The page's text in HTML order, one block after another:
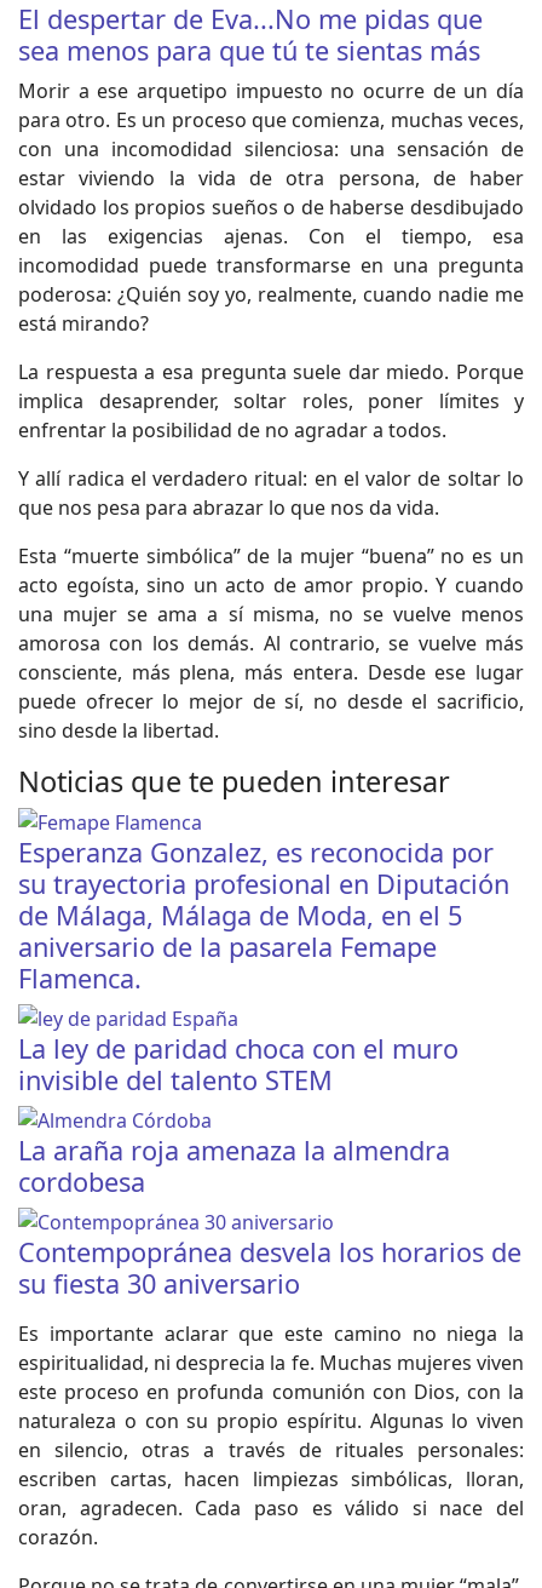
El despertar de Eva...No me pidas que
sea menos para que tú te sientas más
Morir a ese arquetipo impuesto no ocurre de un día
para otro. Es un proceso que comienza, muchas veces,
con una incomodidad silenciosa: una sensación de
estar viviendo la vida de otra persona, de haber
olvidado los propios sueños o de haberse desdibujado
en las exigencias ajenas. Con el tiempo, esa
incomodidad puede transformarse en una pregunta
poderosa: ¿Quién soy yo, realmente, cuando nadie me
está mirando?
La respuesta a esa pregunta suele dar miedo. Porque
implica desaprender, soltar roles, poner límites y
enfrentar la posibilidad de no agradar a todos.
Y allí radica el verdadero ritual: en el valor de soltar lo
que nos pesa para abrazar lo que nos da vida.
Esta “muerte simbólica” de la mujer “buena” no es un
acto egoísta, sino un acto de amor propio. Y cuando
una mujer se ama a sí misma, no se vuelve menos
amorosa con los demás. Al contrario, se vuelve más
consciente, más plena, más entera. Desde ese lugar
puede ofrecer lo mejor de sí, no desde el sacrificio,
sino desde la libertad.
Noticias que te pueden interesar
Esperanza Gonzalez, es reconocida por
su trayectoria profesional en Diputación
de Málaga, Málaga de Moda, en el 5
aniversario de la pasarela Femape
Flamenca.
La ley de paridad choca con el muro
invisible del talento STEM
La araña roja amenaza la almendra
cordobesa
Contempopránea desvela los horarios de
su fiesta 30 aniversario
Es importante aclarar que este camino no niega la
espiritualidad, ni desprecia la fe. Muchas mujeres viven
este proceso en profunda comunión con Dios, con la
naturaleza o con su propio espíritu. Algunas lo viven
en silencio, otras a través de rituales personales:
escriben cartas, hacen limpiezas simbólicas, lloran,
oran, agradecen. Cada paso es válido si nace del
corazón.